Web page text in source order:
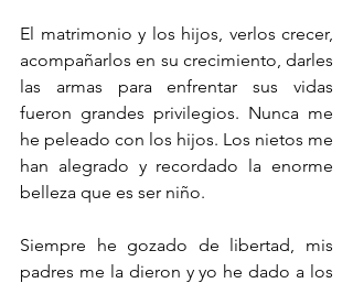
El matrimonio y los hijos, verlos crecer,
acompañarlos en su crecimiento, darles
las armas para enfrentar sus vidas
fueron grandes privilegios. Nunca me
he peleado con los hijos. Los nietos me
han alegrado y recordado la enorme
belleza que es ser niño.
Siempre he gozado de libertad, mis
padres me la dieron y yo he dado a los